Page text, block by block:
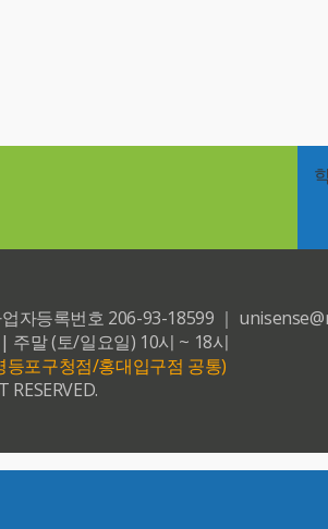
자등록번호 206-93-18599 ｜
주말 (토/일요일) 10시 ~ 18시
포구청점/홍대입구점 공통)